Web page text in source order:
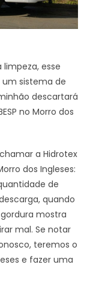
esse
sistema de
descartará
no Morro dos
a Hidrotex
dos Ingleses:
de
quando
mostra
mal. Se notar
teremos o
e fazer uma